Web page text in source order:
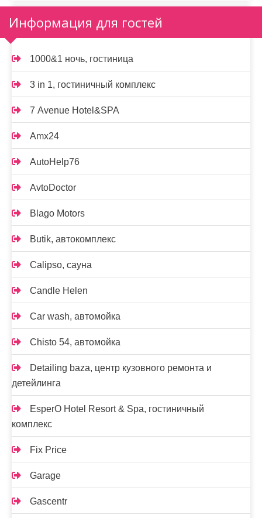
Информация для гостей
1000&1 ночь, гостиница
3 in 1, гостиничный комплекс
7 Avenue Hotel&SPA
Amx24
AutoHelp76
AvtoDoctor
Blago Motors
Butik, автокомплекс
Calipso, сауна
Candle Helen
Car wash, автомойка
Chisto 54, автомойка
Detailing baza, центр кузовного ремонта и
детейлинга
EsperO Hotel Resort & Spa, гостиничный
комплекс
Fix Price
Garage
Gascentr